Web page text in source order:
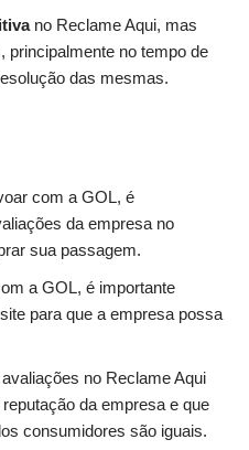
no Reclame Aqui, mas
principalmente no tempo de
das mesmas.
com a GOL, é
da empresa no
sua passagem.
a GOL, é importante
para que a empresa possa
no Reclame Aqui
da empresa e que
consumidores são iguais.